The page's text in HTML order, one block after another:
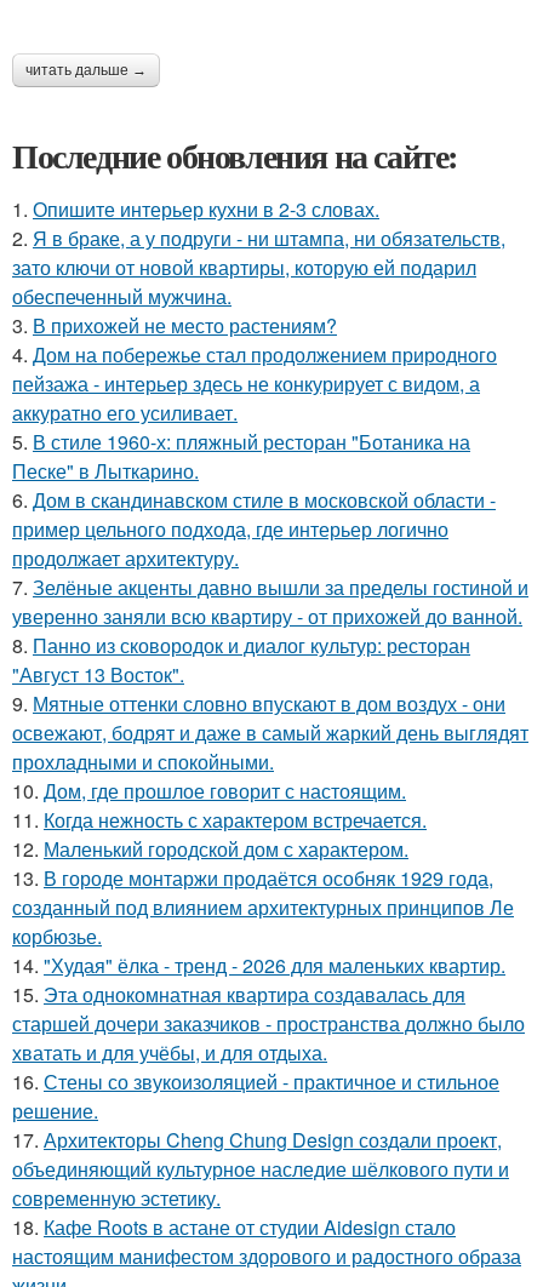
читать дальше →
Последние обновления на сайте:
1. Опишите интерьер кухни в 2-3 словах.
2. Я в браке, а у подруги - ни штампа, ни обязательств,
зато ключи от новой квартиры, которую ей подарил
обеспеченный мужчина.
3. В прихожей не место растениям?
4. Дом на побережье стал продолжением природного
пейзажа - интерьер здесь не конкурирует с видом, а
аккуратно его усиливает.
5. В стиле 1960-х: пляжный ресторан "Ботаника на
Песке" в Лыткарино.
6. Дом в скандинавском стиле в московской области -
пример цельного подхода, где интерьер логично
продолжает архитектуру.
7. Зелёные акценты давно вышли за пределы гостиной и
уверенно заняли всю квартиру - от прихожей до ванной.
8. Панно из сковородок и диалог культур: ресторан
"Август 13 Восток".
9. Мятные оттенки словно впускают в дом воздух - они
освежают, бодрят и даже в самый жаркий день выглядят
прохладными и спокойными.
10. Дом, где прошлое говорит с настоящим.
11. Когда нежность с характером встречается.
12. Маленький городской дом с характером.
13. В городе монтаржи продаётся особняк 1929 года,
созданный под влиянием архитектурных принципов Ле
корбюзье.
14. "Худая" ёлка - тренд - 2026 для маленьких квартир.
15. Эта однокомнатная квартира создавалась для
старшей дочери заказчиков - пространства должно было
хватать и для учёбы, и для отдыха.
16. Стены со звукоизоляцией - практичное и стильное
решение.
17. Архитекторы Cheng Chung Design создали проект,
объединяющий культурное наследие шёлкового пути и
современную эстетику.
18. Кафе Roots в астане от студии Aidesign стало
настоящим манифестом здорового и радостного образа